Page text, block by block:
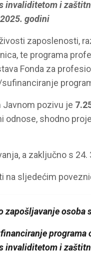
invaliditetom i
godini
zaposlenosti,
te programa
Fonda za
Javnom pozivu je
odnose, shodno
a zaključno s 24.
na sljedećim
zapošljavanje
invaliditetom i